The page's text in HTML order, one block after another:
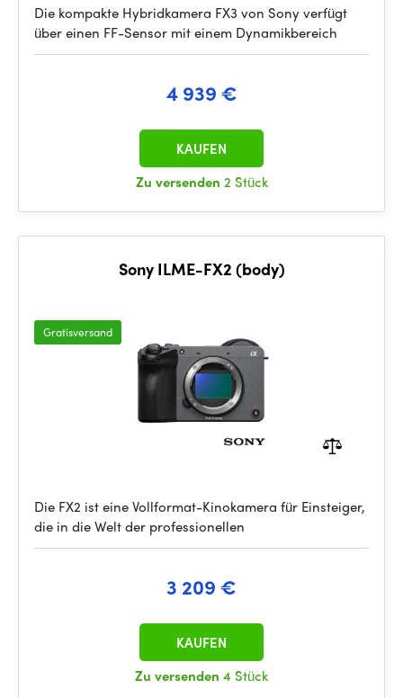
Die kompakte Hybridkamera FX3 von Sony verfügt
über einen FF-Sensor mit einem Dynamikbereich
4 939 €
Zu versenden 2 Stück
KAUFEN
Sony ILME-FX2 (body)
Gratisversand
Die FX2 ist eine Vollformat-Kinokamera für Einsteiger,
die in die Welt der professionellen
3 209 €
Zu versenden 4 Stück
KAUFEN